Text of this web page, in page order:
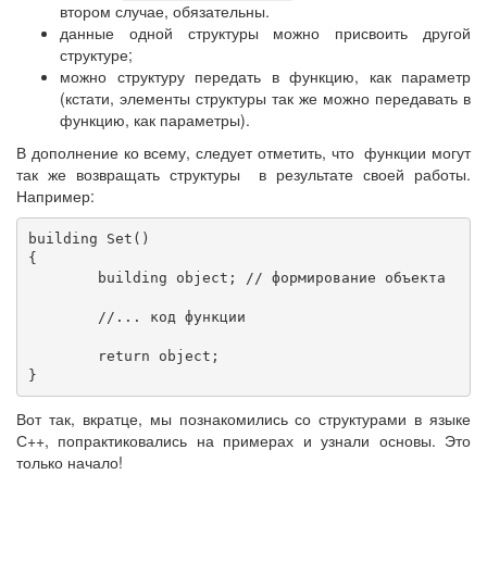
втором случае, обязательны.
данные одной структуры можно присвоить другой
структуре;
можно структуру передать в функцию, как параметр
(кстати, элементы структуры так же можно передавать в
функцию, как параметры).
В дополнение ко всему, следует отметить, что функции могут
так же возвращать структуры в результате своей работы.
Например:
building Set()
{
}
Вот так, вкратце, мы познакомились со структурами в языке
С++, попрактиковались на примерах и узнали основы. Это
только начало!